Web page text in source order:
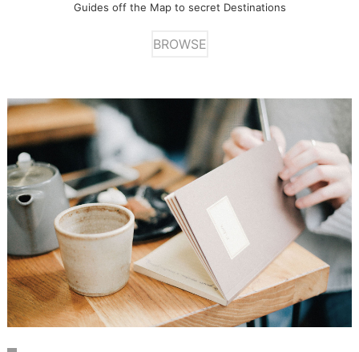
Guides off the Map to secret Destinations
BROWSE